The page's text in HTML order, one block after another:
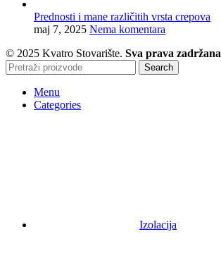
Prednosti i mane različitih vrsta crepova
maj 7, 2025 Nema komentara
© 2025 Kvatro Stovarište. Sva prava zadržana
Search
Menu
Categories
Izolacija